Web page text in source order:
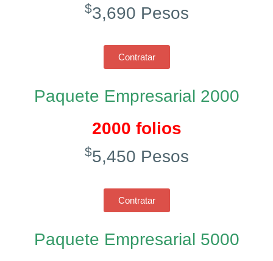
$3,690 Pesos
Contratar
Paquete Empresarial 2000
2000 folios
$5,450 Pesos
Contratar
Paquete Empresarial 5000